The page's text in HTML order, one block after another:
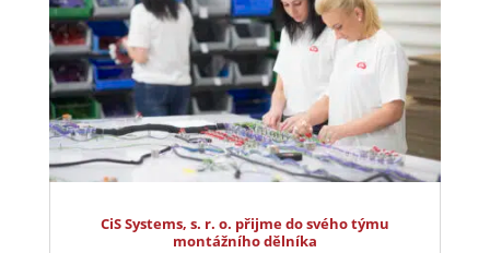
CiS Systems, s. r. o. přijme do svého týmu
montážního dělníka